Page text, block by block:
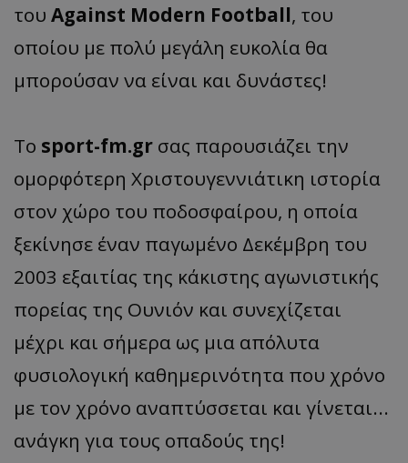
του Against Modern Football, του
οποίου με πολύ μεγάλη ευκολία θα
μπορούσαν να είναι και δυνάστες!
Το sport-fm.gr σας παρουσιάζει την
ομορφότερη Χριστουγεννιάτικη ιστορία
στον χώρο του ποδοσφαίρου, η οποία
ξεκίνησε έναν παγωμένο Δεκέμβρη του
2003 εξαιτίας της κάκιστης αγωνιστικής
πορείας της Ουνιόν και συνεχίζεται
μέχρι και σήμερα ως μια απόλυτα
φυσιολογική καθημερινότητα που χρόνο
με τον χρόνο αναπτύσσεται και γίνεται...
ανάγκη για τους οπαδούς της!